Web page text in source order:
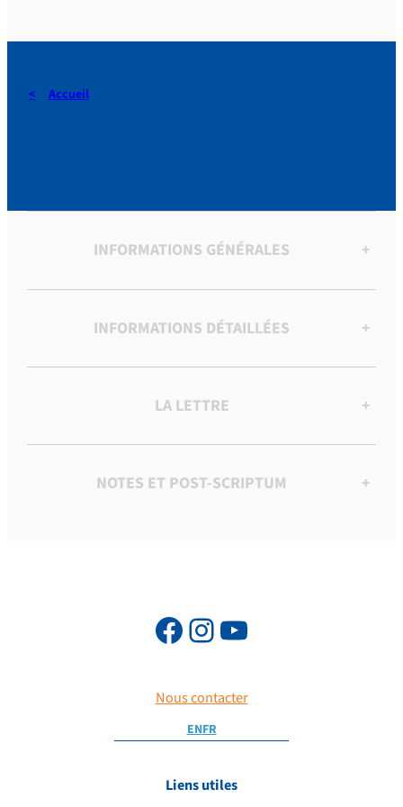
Accueil
INFORMATIONS GÉNÉRALES +
INFORMATIONS DÉTAILLÉES +
LA LETTRE +
NOTES ET POST-SCRIPTUM +
Nous contacter
ENFR
Liens utiles